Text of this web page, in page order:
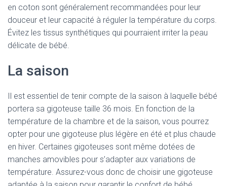
en coton sont généralement recommandées pour leur
douceur et leur capacité à réguler la température du corps.
Évitez les tissus synthétiques qui pourraient irriter la peau
délicate de bébé.
La saison
Il est essentiel de tenir compte de la saison à laquelle bébé
portera sa gigoteuse taille 36 mois. En fonction de la
température de la chambre et de la saison, vous pourrez
opter pour une gigoteuse plus légère en été et plus chaude
en hiver. Certaines gigoteuses sont même dotées de
manches amovibles pour s’adapter aux variations de
température. Assurez-vous donc de choisir une gigoteuse